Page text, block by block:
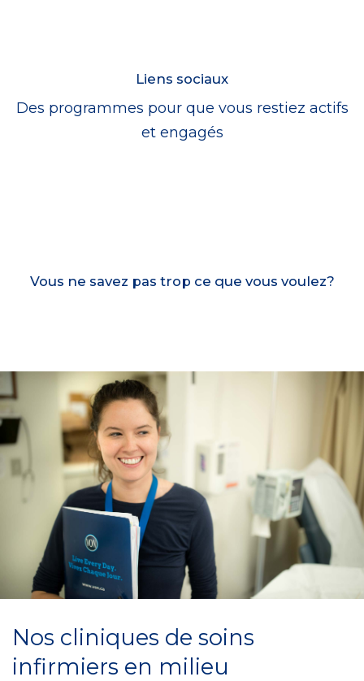
Liens sociaux
Des programmes pour que vous restiez actifs
et engagés
Vous ne savez pas trop ce que vous voulez?
Nos cliniques de soins
infirmiers en milieu